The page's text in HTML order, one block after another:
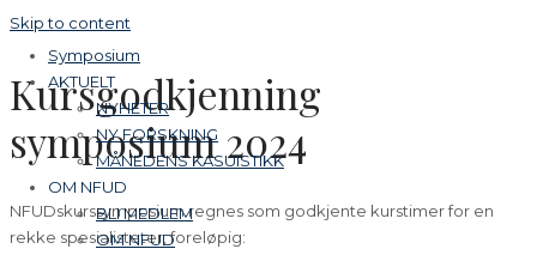
Skip to content
Symposium
AKTUELT
NYHETER
NY FORSKNING
MÅNEDENS KASUISTIKK
OM NFUD
BLI MEDLEM
OM NFUD
Kursgodkjenning
symposium 2024
NFUDskurssymposium regnes som godkjente kurstimer for en
rekke spesialisteter, foreløpig: